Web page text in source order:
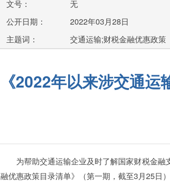
文号：
无
公开日期：
2022年03月28日
主题词：
交通运输;财税金融优惠政策
《2022年以来涉交通
为帮助交通运输企业及时了解国家财税金
融优惠政策目录清单》（第一期，截至3月25日）